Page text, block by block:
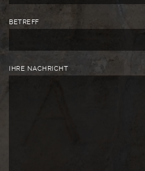
BETREFF
BITTE LASSE DIESES FELD LEER.
IHRE NACHRICHT